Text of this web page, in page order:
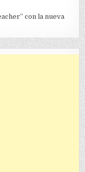
con la nueva